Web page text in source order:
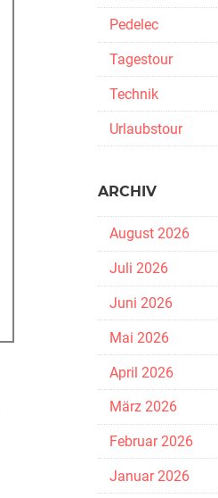
Pedelec
Tagestour
Technik
Urlaubstour
ARCHIV
August 2026
Juli 2026
Juni 2026
Mai 2026
April 2026
März 2026
Februar 2026
Januar 2026